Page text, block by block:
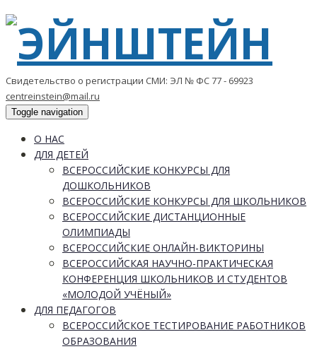
Свидетельство о регистрации СМИ: ЭЛ № ФС 77 - 69923
centreinstein@mail.ru
Toggle navigation
О НАС
ДЛЯ ДЕТЕЙ
ВСЕРОССИЙСКИЕ КОНКУРСЫ ДЛЯ
ДОШКОЛЬНИКОВ
ВСЕРОССИЙСКИЕ КОНКУРСЫ ДЛЯ ШКОЛЬНИКОВ
ВСЕРОССИЙСКИЕ ДИСТАНЦИОННЫЕ
ОЛИМПИАДЫ
ВСЕРОССИЙСКИЕ ОНЛАЙН-ВИКТОРИНЫ
ВСЕРОССИЙСКАЯ НАУЧНО-ПРАКТИЧЕСКАЯ
КОНФЕРЕНЦИЯ ШКОЛЬНИКОВ И СТУДЕНТОВ
«МОЛОДОЙ УЧЁНЫЙ»
ДЛЯ ПЕДАГОГОВ
ВСЕРОССИЙСКОЕ ТЕСТИРОВАНИЕ РАБОТНИКОВ
ОБРАЗОВАНИЯ